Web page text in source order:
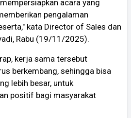
acara yang
pengalaman
kata Director of Sales dan
Rabu (19/11/2025).
kerja sama tersebut
berkembang, sehingga bisa
lebih besar, untuk
positif bagi masyarakat